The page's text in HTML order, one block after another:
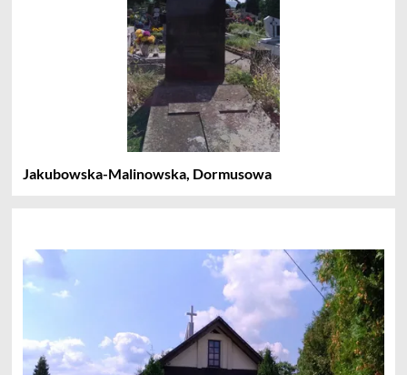
Jakubowska-Malinowska, Dormusowa